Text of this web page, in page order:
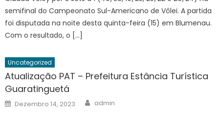
semifinal do Campeonato Sul-Americano de Vôlei. A partida
foi disputada na noite desta quinta-feira (15) em Blumenau.
Com o resultado, o […]
Uncategorized
Atualização PAT – Prefeitura Estância Turística
Guaratinguetá
Posted
on
Dezembro 14, 2023 Author
admin